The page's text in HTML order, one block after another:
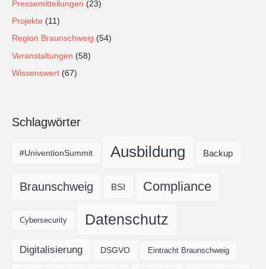
Pressemitteilungen (23)
Projekte (11)
Region Braunschweig (54)
Veranstaltungen (58)
Wissenswert (67)
Schlagwörter
#UniventionSummit Ausbildung Backup
Braunschweig BSI Compliance
Cybersecurity Datenschutz
Digitalisierung DSGVO Eintracht Braunschweig